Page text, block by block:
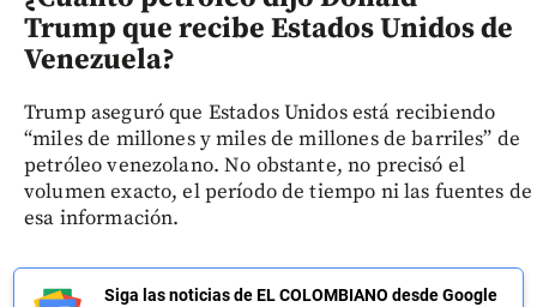
Trump que recibe Estados Unidos de
Venezuela?
Trump aseguró que Estados Unidos está recibiendo
“miles de millones y miles de millones de barriles” de
petróleo venezolano. No obstante, no precisó el
volumen exacto, el período de tiempo ni las fuentes de
esa información.
Siga las noticias de EL COLOMBIANO desde Google